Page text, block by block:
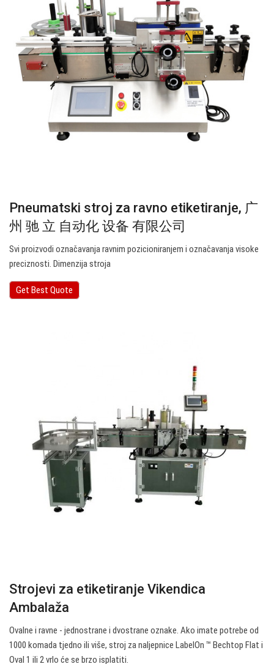
Pneumatski stroj za ravno etiketiranje, 广
州 驰 立 自动化 设备 有限公司
Svi proizvodi označavanja ravnim pozicioniranjem i označavanja visoke
preciznosti. Dimenzija stroja
Get Best Quote
Strojevi za etiketiranje Vikendica
Ambalaža
Ovalne i ravne - jednostrane i dvostrane oznake. Ako imate potrebe od
1000 komada tjedno ili više, stroj za naljepnice LabelOn ™ Bechtop Flat i
Oval 1 ili 2 vrlo će se brzo isplatiti.